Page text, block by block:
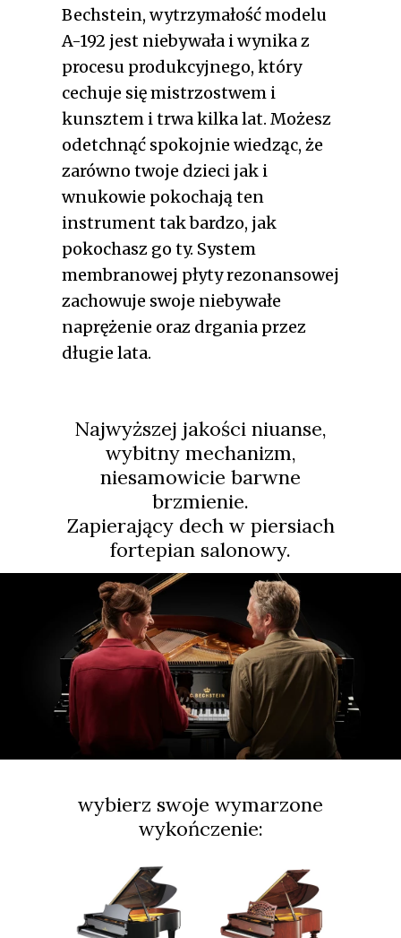
wybierz swoje wymarzone
wykończenie:
Bechstein, wytrzymałość modelu
A-192 jest niebywała i wynika z
procesu produkcyjnego, który
cechuje się mistrzostwem i
kunsztem i trwa kilka lat. Możesz
odetchnąć spokojnie wiedząc, że
zarówno twoje dzieci jak i
wnukowie pokochają ten
instrument tak bardzo, jak
pokochasz go ty. System
membranowej płyty rezonansowej
zachowuje swoje niebywałe
naprężenie oraz drgania przez
długie lata.
Najwyższej jakości niuanse,
wybitny mechanizm,
niesamowicie barwne
brzmienie.
Zapierający dech w piersiach
fortepian salonowy.